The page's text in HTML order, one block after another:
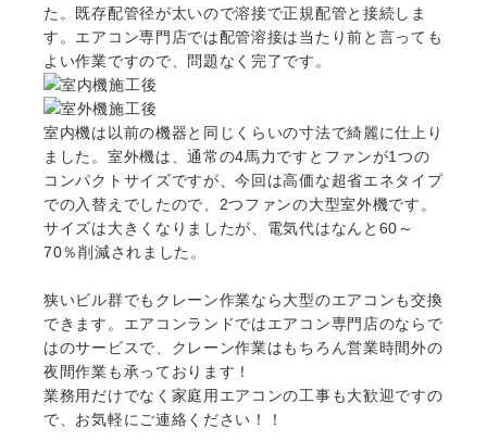
た。既存配管径が太いので溶接で正規配管と接続しま
す。エアコン専門店では配管溶接は当たり前と言っても
よい作業ですので、問題なく完了です。
室内機は以前の機器と同じくらいの寸法で綺麗に仕上り
ました。室外機は、通常の4馬力ですとファンが1つの
コンパクトサイズですが、今回は高価な超省エネタイプ
での入替えでしたので、2つファンの大型室外機です。
サイズは大きくなりましたが、電気代はなんと60～
70％削減されました。
狭いビル群でもクレーン作業なら大型のエアコンも交換
できます。エアコンランドではエアコン専門店のならで
はのサービスで、クレーン作業はもちろん営業時間外の
夜間作業も承っております！
業務用だけでなく家庭用エアコンの工事も大歓迎ですの
で、お気軽にご連絡ください！！